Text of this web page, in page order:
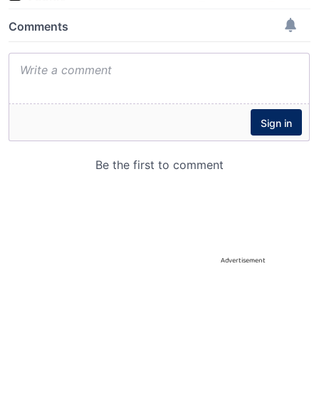
Advertisement